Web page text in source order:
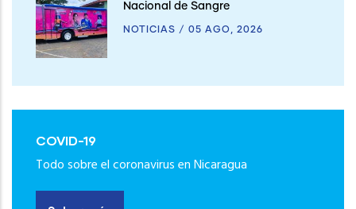
Nacional de Sangre
NOTICIAS / 05 AGO, 2026
COVID-19
Todo sobre el coronavirus en Nicaragua